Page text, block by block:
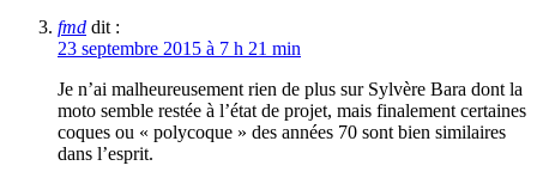
fmd dit :
23 septembre 2015 à 7 h 21 min
Je n’ai malheureusement rien de plus sur Sylvère Bara dont la
moto semble restée à l’état de projet, mais finalement certaines
coques ou « polycoque » des années 70 sont bien similaires
dans l’esprit.